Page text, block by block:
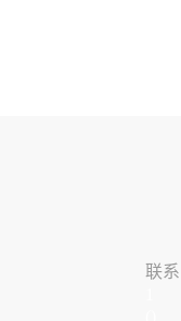
联